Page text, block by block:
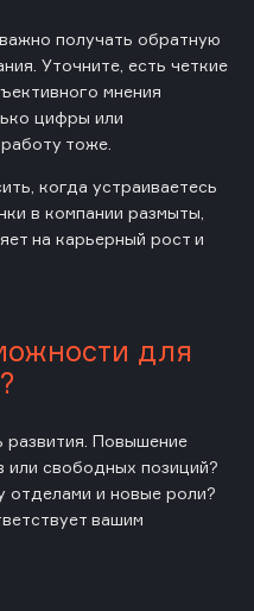
получать обратную
Уточните, есть четкие
мнения
цифры или
тоже.
когда устраиваетесь
в компании размыты,
на карьерный рост и
для
развития. Повышение
или свободных позиций?
и новые роли?
вашим